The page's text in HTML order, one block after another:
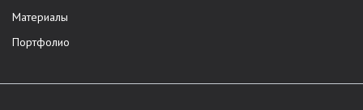
Материалы
Портфолио